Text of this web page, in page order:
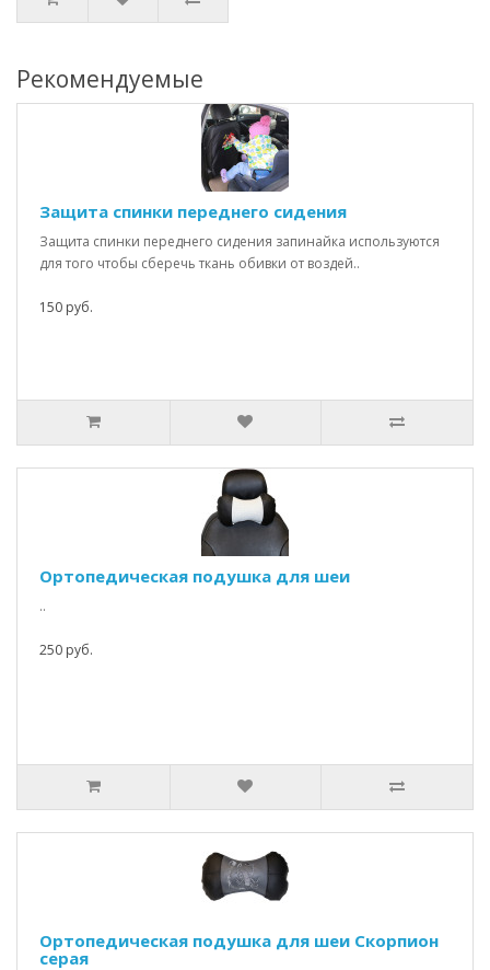
Рекомендуемые
Защита спинки переднего сидения
Защита спинки переднего сидения запинайка используются
для того чтобы сберечь ткань обивки от воздей..
150 руб.
Ортопедическая подушка для шеи
..
250 руб.
Ортопедическая подушка для шеи Скорпион
серая